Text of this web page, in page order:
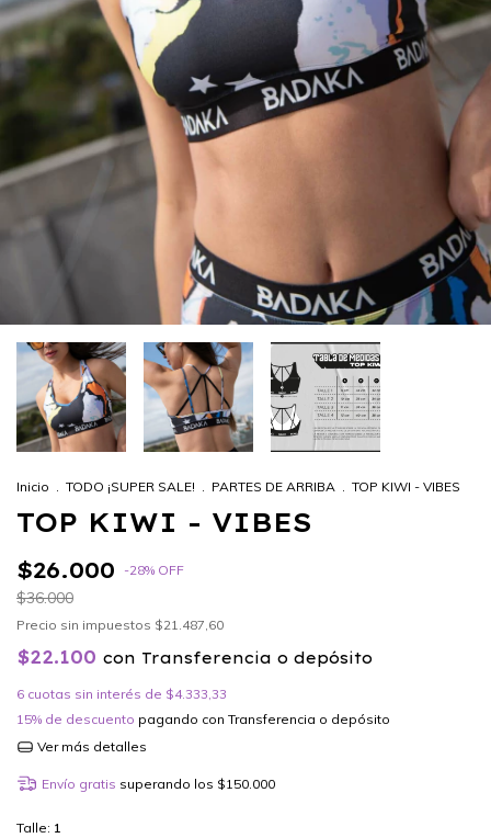
Inicio . TODO ¡SUPER SALE! . PARTES DE ARRIBA . TOP KIWI - VIBES
TOP KIWI - VIBES
$26.000 -28% OFF
$36.000
Precio sin impuestos $21.487,60
$22.100 con Transferencia o depósito
6 cuotas sin interés de $4.333,33
15% de descuento pagando con Transferencia o depósito
Ver más detalles
Envío gratis superando los $150.000
Talle: 1